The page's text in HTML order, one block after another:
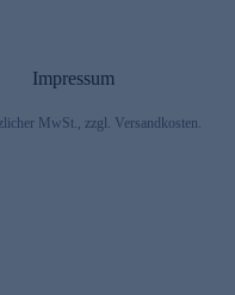
Impressum
MwSt., zzgl. Versandkosten.